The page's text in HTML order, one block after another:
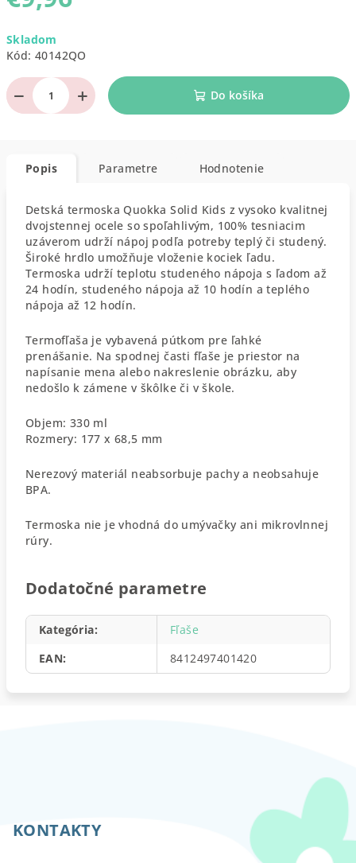
cena:
Skladom
Kód: 40142QO
+
− Do košíka
Popis Parametre Hodnotenie
Detská termoska Quokka Solid Kids z vysoko kvalitnej
dvojstennej ocele so spoľahlivým, 100% tesniacim
uzáverom udrží nápoj podľa potreby teplý či studený.
Široké hrdlo umožňuje vloženie kociek ľadu.
Termoska udrží teplotu studeného nápoja s ľadom až
24 hodín, studeného nápoja až 10 hodín a teplého
nápoja až 12 hodín.
Termofľaša je vybavená pútkom pre ľahké
prenášanie. Na spodnej časti fľaše je priestor na
napísanie mena alebo nakreslenie obrázku, aby
nedošlo k zámene v škôlke či v škole.
Objem: 330 ml
Rozmery: 177 x 68,5 mm
Nerezový materiál neabsorbuje pachy a neobsahuje
BPA.
Termoska nie je vhodná do umývačky ani mikrovlnnej
rúry.
Dodatočné parametre
Kategória:
Fľaše
EAN: 8412497401420
KONTAKTY